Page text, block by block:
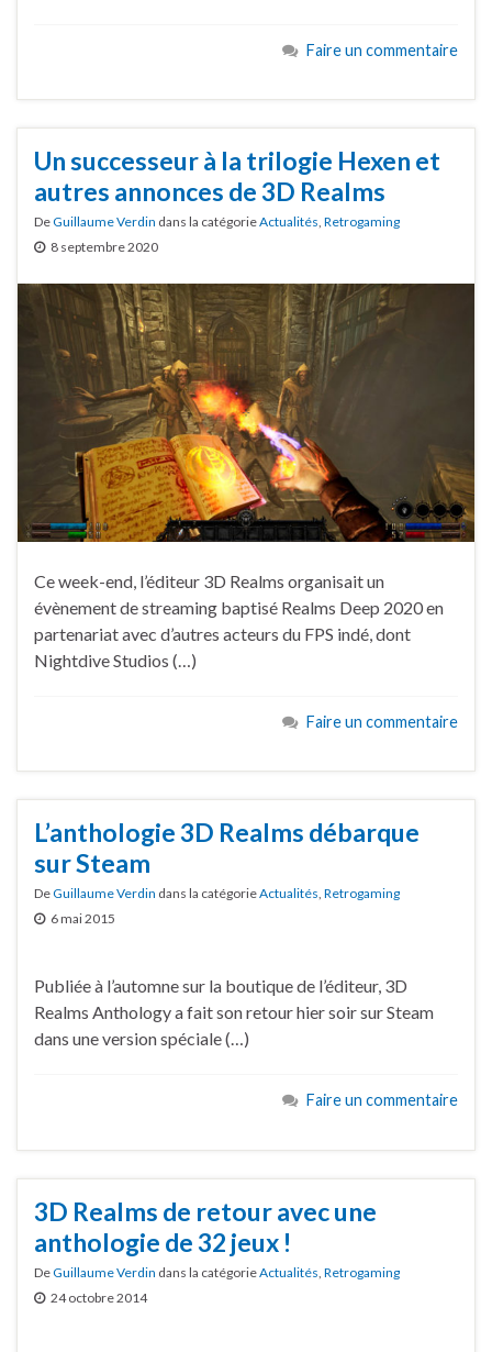
Faire un commentaire
Un successeur à la trilogie Hexen et
autres annonces de 3D Realms
DeGuillaume Verdin dans la catégorieActualités, Retrogaming
8 septembre 2020
Ce week-end, l’éditeur 3D Realms organisait un
évènement de streaming baptisé Realms Deep 2020 en
partenariat avec d’autres acteurs du FPS indé, dont
Nightdive Studios (…)
Faire un commentaire
L’anthologie 3D Realms débarque
sur Steam
DeGuillaume Verdin dans la catégorieActualités, Retrogaming
6 mai 2015
Publiée à l’automne sur la boutique de l’éditeur, 3D
Realms Anthology a fait son retour hier soir sur Steam
dans une version spéciale (…)
Faire un commentaire
3D Realms de retour avec une
anthologie de 32 jeux !
DeGuillaume Verdin dans la catégorieActualités Retrogaming
24 octobre 2014